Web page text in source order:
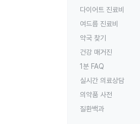
다이어트 진료비
여드름 진료비
약국 찾기
건강 매거진
1분 FAQ
실시간 의료상담
의약품 사전
질환백과